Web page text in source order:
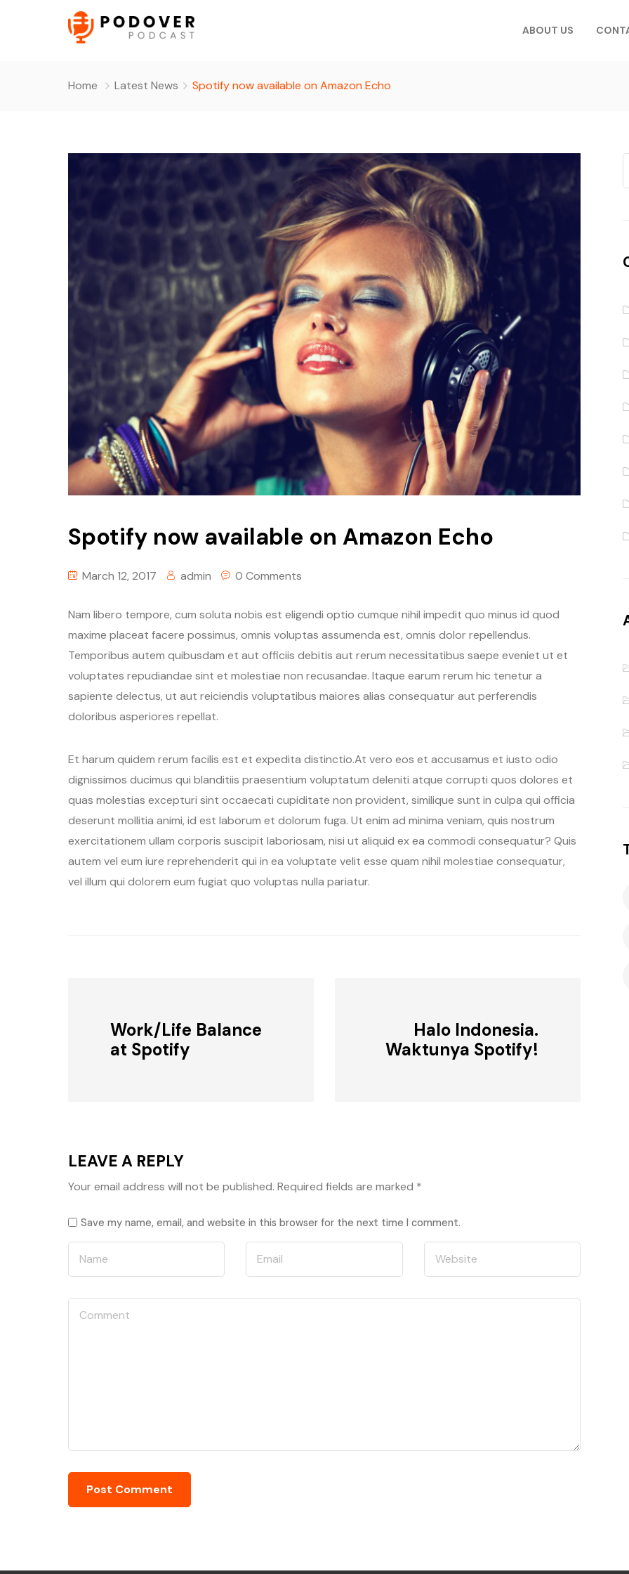
ABOUT US
Home Latest News Spotify now available on Amazon Echo
Spotify now available on Amazon Echo
March 12, 2017 admin 0 Comments
Nam libero tempore, cum soluta nobis est eligendi optio cumque nihil impedit quo minus id quod
maxime placeat facere possimus, omnis voluptas assumenda est, omnis dolor repellendus.
Temporibus autem quibusdam et aut officiis debitis aut rerum necessitatibus saepe eveniet ut et
voluptates repudiandae sint et molestiae non recusandae. Itaque earum rerum hic tenetur a
sapiente delectus, ut aut reiciendis voluptatibus maiores alias consequatur aut perferendis
doloribus asperiores repellat.
Et harum quidem rerum facilis est et expedita distinctio.At vero eos et accusamus et iusto odio
dignissimos ducimus qui blanditiis praesentium voluptatum deleniti atque corrupti quos dolores et
quas molestias excepturi sint occaecati cupiditate non provident, similique sunt in culpa qui officia
deserunt mollitia animi, id est laborum et dolorum fuga. Ut enim ad minima veniam, quis nostrum
exercitationem ullam corporis suscipit laboriosam, nisi ut aliquid ex ea commodi consequatur? Quis
autem vel eum iure reprehenderit qui in ea voluptate velit esse quam nihil molestiae consequatur,
vel illum qui dolorem eum fugiat quo voluptas nulla pariatur.
Work/Life Balance
at Spotify
Halo Indonesia.
Waktunya Spotify!
LEAVE A REPLY
Your email address will not be published. Required fields are marked *
Save my name, email, and website in this browser for the next time I comment.